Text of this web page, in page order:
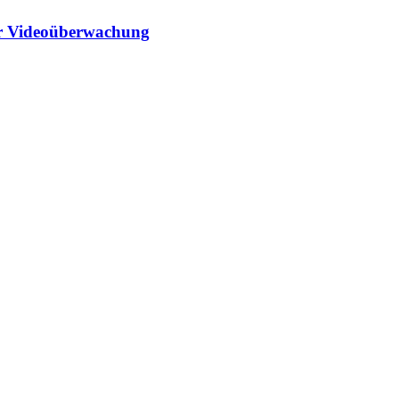
Videoüberwachung